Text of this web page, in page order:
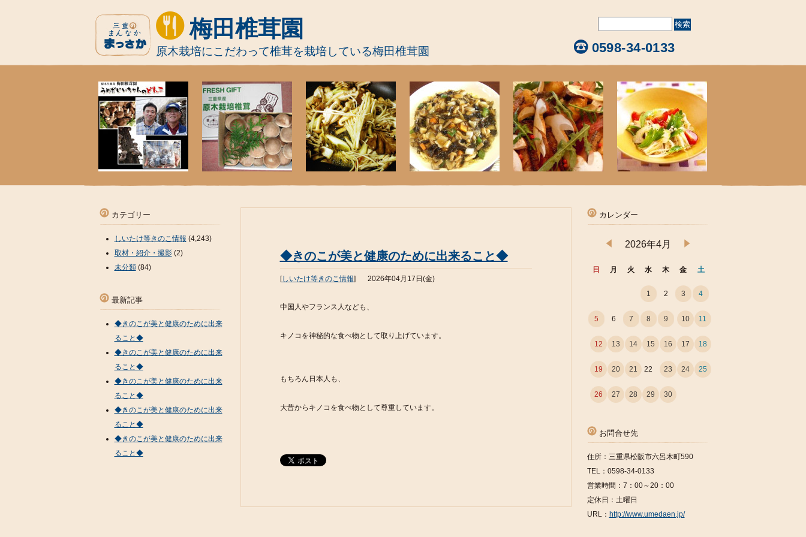
梅田椎茸園
原木栽培にこだわって椎茸を栽培している梅田椎茸園 0598-34-0133
◆きのこが美と健康のために出来ること◆
[しいたけ等きのこ情報] 2026年04月17日(金)
中国人やフランス人なども、
キノコを神秘的な食べ物として取り上げています。
もちろん日本人も、
大昔からキノコを食べ物として尊重しています。
カテゴリー
しいたけ等きのこ情報 (4,243)
取材・紹介・撮影(2)
未分類(84)
最新記事
◆きのこが美と健康のために出来
ること◆
◆きのこが美と健康のために出来
ること◆
◆きのこが美と健康のために出来
ること◆
◆きのこが美と健康のために出来
ること◆
◆きのこが美と健康のために出来
ること◆
カレンダー
2026年4月
日 月 火 水 木 金 土
1 2 3 4
5 6 7 8 9 10 11
12 13 14 15 16 17 18
19 20 21 22 23 24 25
26 27 28 29 30
お問合せ先
住所：三重県松阪市六呂木町590
TEL：0598-34-0133
営業時間：7：00～20：00
定休日：土曜日
URL： http://www.umedaen.jp/